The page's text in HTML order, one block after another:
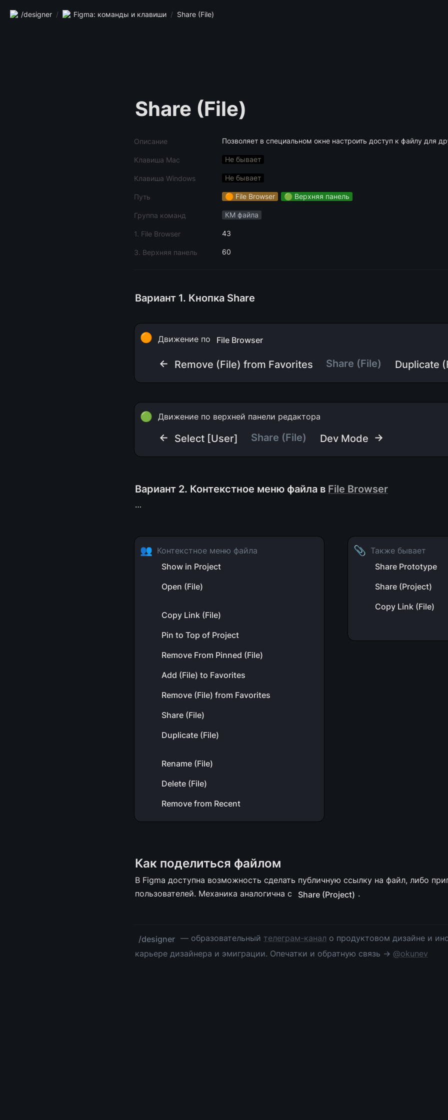
/designer / Figma: команды и клавиши / Share (File)
Share (File)
Описание Позволяет в специальном окне настроить доступ к файлу для
Клавиша Mac Не бывает
Клавиша Windows Не бывает
Путь 🟠 File Browser 🟢 Верхняя панель
Группа команд КМ файла
1. File Browser 43
3. Верхняя панель 60
Вариант 1. Кнопка Share
🟠 Движение по File Browser
← Remove (File) from Favorites Share (File) Duplicate
🟢 Движение по верхней панели редактора
← Select [User] Share (File) Dev Mode →
Вариант 2. Контекстное меню файла в File Browser
…
👥 Контекстное меню файла
Show in Project
Open (File)
Copy Link (File)
Pin to Top of Project
Remove From Pinned (File)
Add (File) to Favorites
Remove (File) from Favorites
Share (File)
Duplicate (File)
Rename (File)
Delete (File)
Remove from Recent
📎 Также бывает
Share Prototype
Share (Project)
Copy Link (File)
Как поделиться файлом
В Figma доступна возможность сделать публичную ссылку на файл, либо
пользователей. Механика аналогична с
Share (Project) .
/designer — образовательный телеграм-канал о продуктовом дизайне и
карьере дизайнера и эмиграции. Опечатки и обратную связь → @okunev